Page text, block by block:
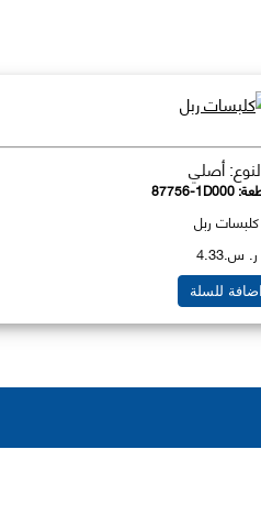
أصلي
87756-1D000
كلبسات ربل
ر. س.4.33
اضافة للسلة